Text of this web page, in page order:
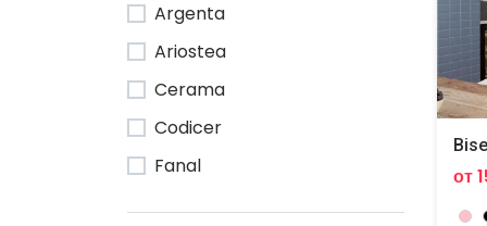
Argenta
Ariostea
Cerama
Codicer
Fanal
от